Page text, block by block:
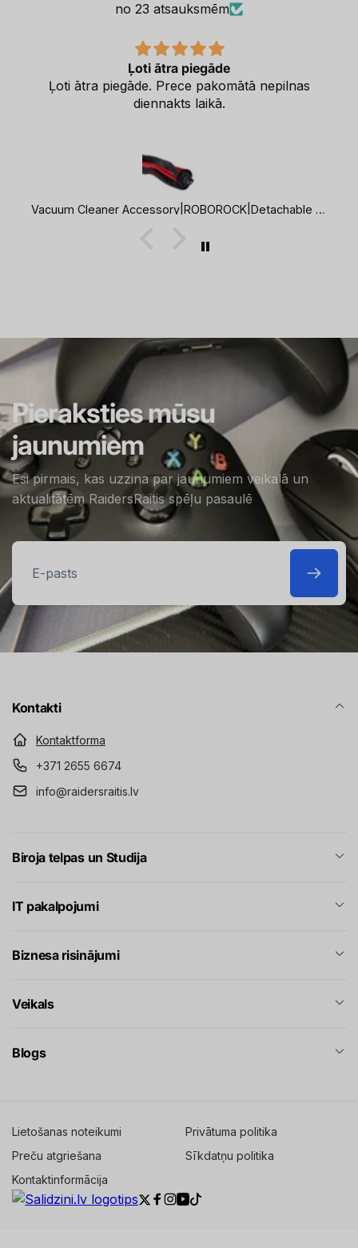
no 23 atsauksmēm
Ļoti ātra piegāde
Ļoti ātra piegāde. Prece pakomātā nepilnas
diennakts laikā.
Vacuum Cleaner Accessory|ROBOROCK|Detachable Rubber Main Brush with Robust Synthetic Bristles|For Q8/Q8+/Q7 TF+/Q7 TF/Q7 BF+/Q7 BF|8.02.0446
Pieraksties mūsu
jaunumiem
Esi pirmais, kas uzzina par jaunumiem veikalā un
aktualitātēm RaidersRaitis spēļu pasaulē
E-
pasts
Kontakti
Kontaktforma
+371 2655 6674
info@raidersraitis.lv
Biroja telpas un Studija
IT pakalpojumi
Biznesa risinājumi
Veikals
Blogs
Lietošanas noteikumi
Privātuma politika
Preču atgriešana
Sīkdatņu politika
Kontaktinformācija
Twitter
Facebook
Instagram
YouTube
TikTok